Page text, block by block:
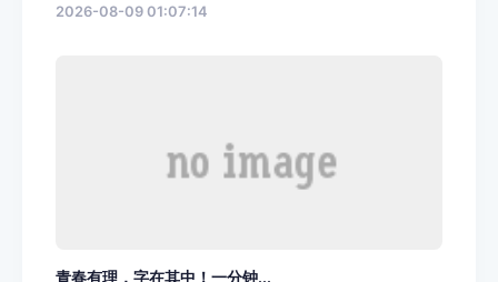
2026-08-09 01:07:14
青春有理，字在其中！一分钟...